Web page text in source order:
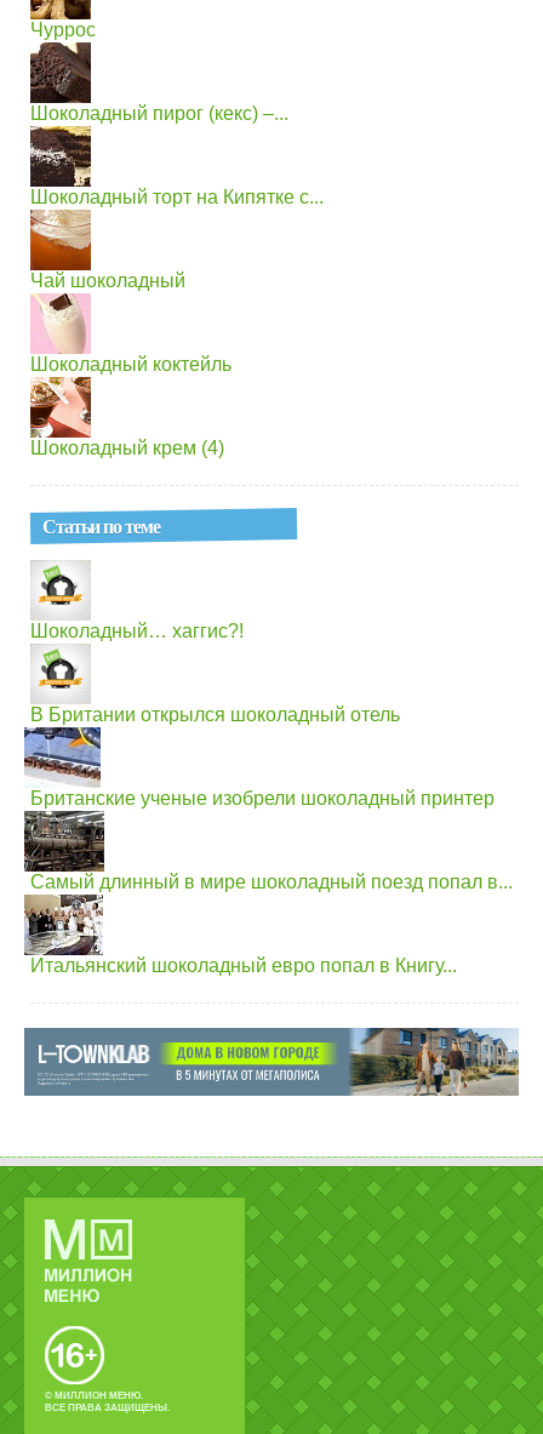
Чуррос
Шоколадный пирог (кекс) –...
Шоколадный торт на Кипятке с...
Чай шоколадный
Шоколадный коктейль
Шоколадный крем (4)
Статьи по теме
Шоколадный… хаггис?!
В Британии открылся шоколадный отель
Британские ученые изобрели шоколадный принтер
Самый длинный в мире шоколадный поезд попал в...
Итальянский шоколадный евро попал в Книгу...
© МИЛЛИОН МЕНЮ.
ВСЕ ПРАВА ЗАЩИЩЕНЫ.